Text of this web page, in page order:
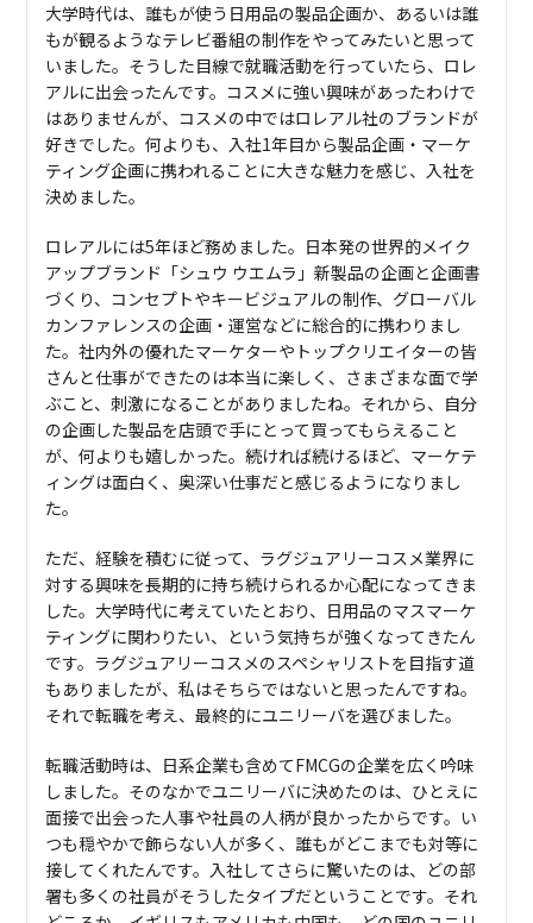
大学時代は、誰もが使う日用品の製品企画か、あるいは誰
もが観るようなテレビ番組の制作をやってみたいと思って
いました。そうした目線で就職活動を行っていたら、ロレ
アルに出会ったんです。コスメに強い興味があったわけで
はありませんが、コスメの中ではロレアル社のブランドが
好きでした。何よりも、入社1年目から製品企画・マーケ
ティング企画に携われることに大きな魅力を感じ、入社を
決めました。
ロレアルには5年ほど務めました。日本発の世界的メイク
アップブランド「シュウ ウエムラ」新製品の企画と企画書
づくり、コンセプトやキービジュアルの制作、グローバル
カンファレンスの企画・運営などに総合的に携わりまし
た。社内外の優れたマーケターやトップクリエイターの皆
さんと仕事ができたのは本当に楽しく、さまざまな面で学
ぶこと、刺激になることがありましたね。それから、自分
の企画した製品を店頭で手にとって買ってもらえること
が、何よりも嬉しかった。続ければ続けるほど、マーケテ
ィングは面白く、奥深い仕事だと感じるようになりまし
た。
ただ、経験を積むに従って、ラグジュアリーコスメ業界に
対する興味を長期的に持ち続けられるか心配になってきま
した。大学時代に考えていたとおり、日用品のマスマーケ
ティングに関わりたい、という気持ちが強くなってきたん
です。ラグジュアリーコスメのスペシャリストを目指す道
もありましたが、私はそちらではないと思ったんですね。
それで転職を考え、最終的にユニリーバを選びました。
転職活動時は、日系企業も含めてFMCGの企業を広く吟味
しました。そのなかでユニリーバに決めたのは、ひとえに
面接で出会った人事や社員の人柄が良かったからです。い
つも穏やかで飾らない人が多く、誰もがどこまでも対等に
接してくれたんです。入社してさらに驚いたのは、どの部
署も多くの社員がそうしたタイプだということです。それ